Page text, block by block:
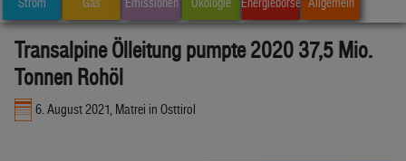
Transalpine Ölleitung pumpte 2020 37,5 Mio.
Tonnen Rohöl
6. August 2021, Matrei in Osttirol